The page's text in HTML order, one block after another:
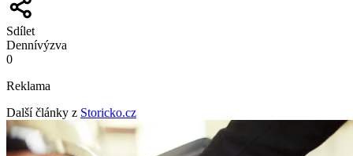
Sdílet
Dennívýzva
0
Reklama
Další články z Storicko.cz